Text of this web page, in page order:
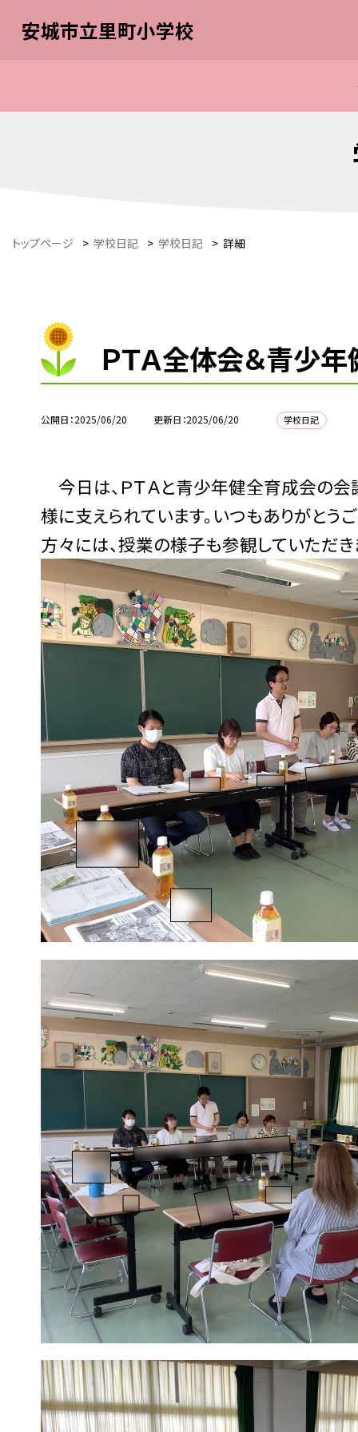
安城市立里町小学校
トップページ > 学校日記 > 学校日記 > 詳細
ＰＴＡ全体会＆青少
公開日 2025/06/20 更新日 2025/06/20 学校日記
今日は、ＰＴＡと青少年健全育成会の
様に支えられています。いつもありがとう
方々には、授業の様子も参観していただき